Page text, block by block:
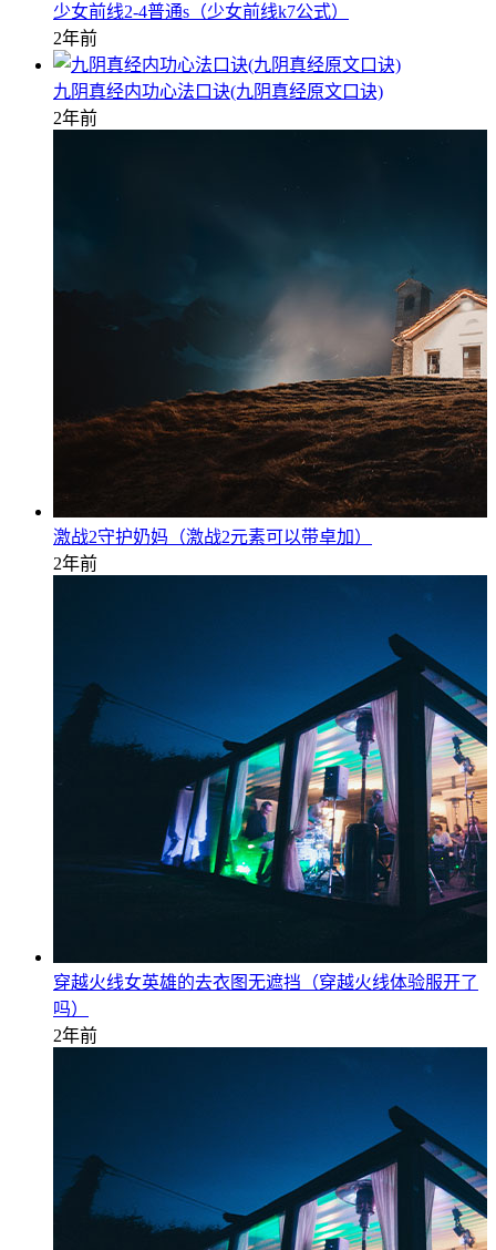
少女前线2-4普通s（少女前线k7公式）
2年前
九阴真经内功心法口诀(九阴真经原文口诀)
2年前
激战2守护奶妈（激战2元素可以带卓加）
2年前
穿越火线女英雄的去衣图无遮挡（穿越火线体验服开了
吗）
2年前